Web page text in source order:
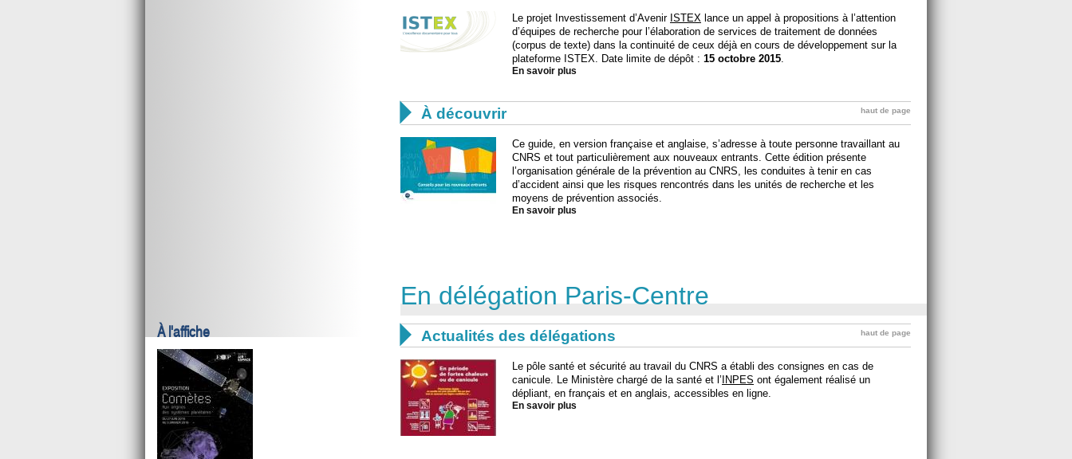
Le projet Investissement d’Avenir ISTEX lance un appel à propositions à l’attention
d’équipes de recherche pour l’élaboration de services de traitement de données
(corpus de texte) dans la continuité de ceux déjà en cours de développement sur la
plateforme ISTEX. Date limite de dépôt : 15 octobre 2015.
En savoir plus
 À découvrir haut de page
Ce guide, en version française et anglaise, s’adresse à toute personne travaillant au
CNRS et tout particulièrement aux nouveaux entrants. Cette édition présente
l’organisation générale de la prévention au CNRS, les conduites à tenir en cas
d’accident ainsi que les risques rencontrés dans les unités de recherche et les
moyens de prévention associés.
En savoir plus
À l'affiche
En délégation Paris-Centre
 Actualités des délégations haut de page
Le pôle santé et sécurité au travail du CNRS a établi des consignes en cas de
canicule. Le Ministère chargé de la santé et l’ INPES ont également réalisé un
dépliant, en français et en anglais, accessibles en ligne.
En savoir plus